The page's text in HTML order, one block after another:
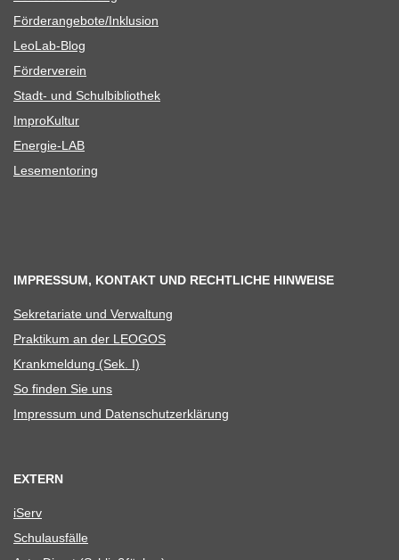
Förderangebote/​​Inklusion
Leo­Lab-Blog
För­der­ver­ein
Stadt- und Schulbibliothek
Impro­Kul­tur
Ener­­gie-LAB
Lese­men­to­ring
IMPRESSUM, KONTAKT UND RECHTLICHE HINWEISE
Sekre­ta­riate und Verwaltung
Prak­ti­kum an der LEOGOS
Krank­mel­dung (Sek. I)
So fin­den Sie uns
Impres­sum und Datenschutzerklärung
EXTERN
iServ
Schul­aus­fälle